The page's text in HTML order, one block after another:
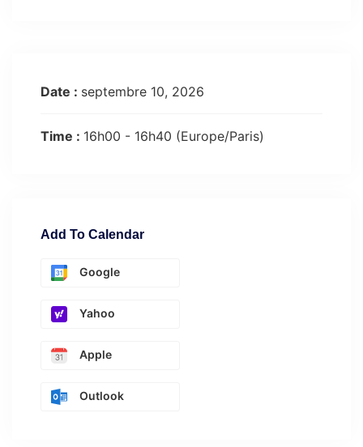
Date : septembre 10, 2026
Time : 16h00 - 16h40 (Europe/Paris)
Add To Calendar
Google
Yahoo
Apple
Outlook